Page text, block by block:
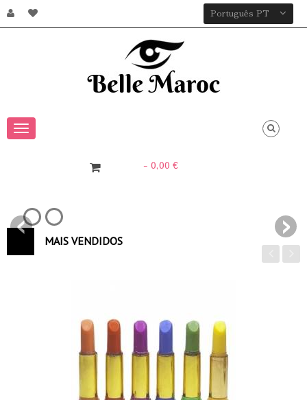
Português PT
Toggle
- 0,00 €
MAIS VENDIDOS